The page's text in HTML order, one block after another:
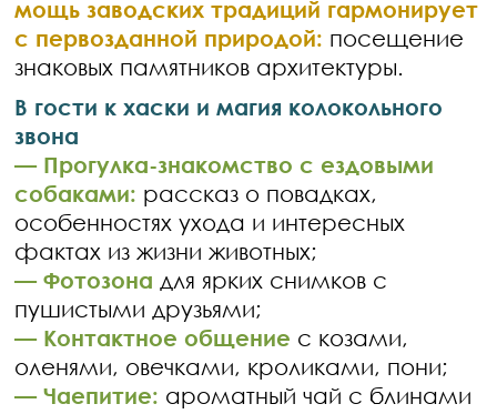
мощь заводских традиций гармонирует
с первозданной природой: посещение
знаковых памятников архитектуры.
В гости к хаски и магия колокольного
звона
— Прогулка-знакомство с ездовыми
собаками: рассказ о повадках,
особенностях ухода и интересных
фактах из жизни животных;
— Фотозона для ярких снимков с
пушистыми друзьями;
— Контактное общение с козами,
оленями, овечками, кроликами, пони;
— Чаепитие: ароматный чай с блинами